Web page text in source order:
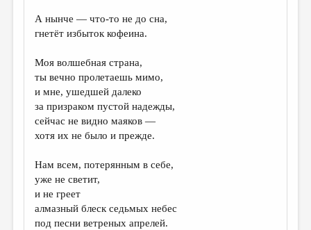
СТРАНИЦЫ ПАМЯТИ
ОБЪЯВЛЕНИЯ
РЕДКОЛЛЕГИЯ
ОТ РЕДАКЦИИ
МАЛАЯ ПРОЗА
ЭССЕИСТИКА
ЛИТЕРАТУРОВЕДЕНИЕ
КУЛЬТУРОВЕДЕНИЕ
А нынче — что-то не до сна,
гнетёт избыток кофеина.
Моя волшебная страна,
ты вечно пролетаешь мимо,
и мне, ушедшей далеко
за призраком пустой надежды,
сейчас не видно маяков —
хотя их не было и прежде.
Нам всем, потерянным в себе,
уже не светит,
и не греет
алмазный блеск седьмых небес
под песни ветреных апрелей.